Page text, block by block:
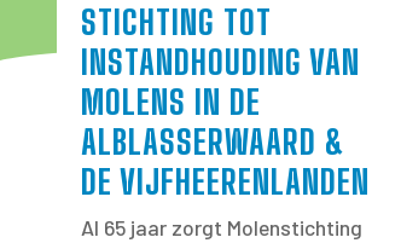
STICHTING TOT
INSTANDHOUDING VAN
MOLENS IN DE
ALBLASSERWAARD &
DE VIJFHEERENLANDEN
Al 65 jaar zorgt Molenstichting